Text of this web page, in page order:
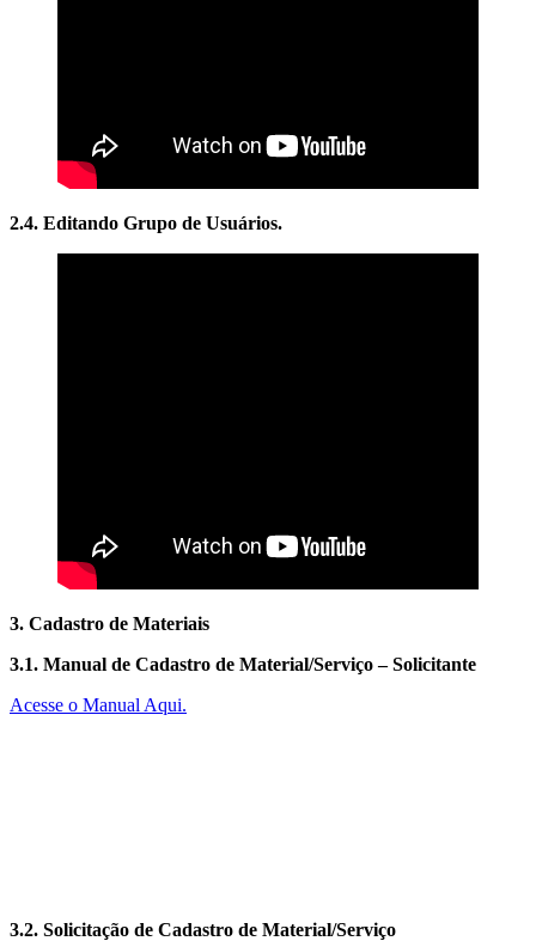
2.4. Editando Grupo de Usuários.
3. Cadastro de Materiais
3.1. Manual de Cadastro de Material/Serviço – Solicitante
Acesse o Manual Aqui.
3.2. Solicitação de Cadastro de Material/Serviço